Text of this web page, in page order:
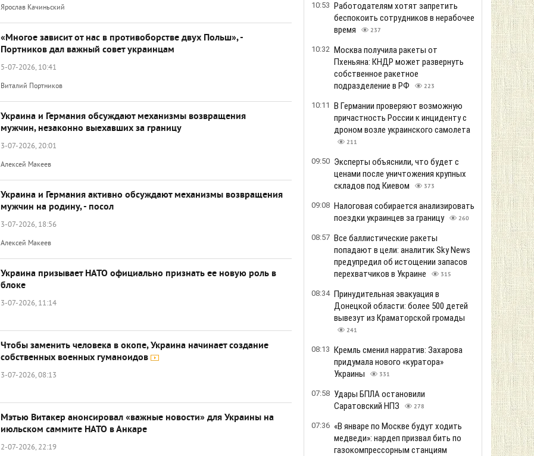
Ярослав Качиньский
«Многое зависит от нас в противоборстве двух Польш», -
Портников дал важный совет украинцам
5-07-2026, 10:41
Виталий Портников
Украина и Германия обсуждают механизмы возвращения
мужчин, незаконно выехавших за границу
3-07-2026, 20:01
Алексей Макеев
Украина и Германия активно обсуждают механизмы возвращения
мужчин на родину, - посол
3-07-2026, 18:56
Алексей Макеев
Украина призывает НАТО официально признать ее новую роль в
блоке
3-07-2026, 11:14
Чтобы заменить человека в окопе, Украина начинает создание
собственных военных гуманоидов
3-07-2026, 08:13
Мэтью Витакер анонсировал «важные новости» для Украины на
июльском саммите НАТО в Анкаре
2-07-2026, 22:19
10:53 Работодателям хотят запретить
беспокоить сотрудников в нерабочее
время
237
10:32 Москва получила ракеты от
Пхеньяна: КНДР может развернуть
собственное ракетное
подразделение в РФ
223
10:11 В Германии проверяют возможную
причастность России к инциденту с
дроном возле украинского самолета
211
09:50 Эксперты объяснили, что будет с
ценами после уничтожения крупных
складов под Киевом
373
09:08 Налоговая собирается анализировать
поездки украинцев за границу
260
08:57 Все баллистические ракеты
попадают в цели: аналитик Sky News
предупредил об истощении запасов
перехватчиков в Украине
315
08:34 Принудительная эвакуация в
Донецкой области: более 500 детей
вывезут из Краматорской громады
241
08:13 Кремль сменил нарратив: Захарова
придумала нового «куратора»
Украины
331
07:58 Удары БПЛА остановили
Саратовский НПЗ
278
07:36 «В январе по Москве будут ходить
медведи»: нардеп призвал бить по
газокомпрессорным станциям